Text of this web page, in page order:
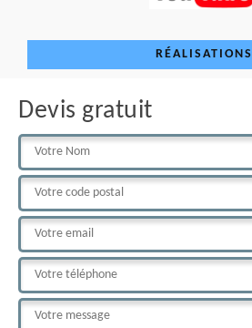
RÉALISATIONS
Devis gratuit